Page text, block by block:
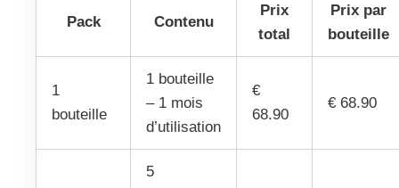
Pack Contenu
Prix
total
Prix par
bouteille
1
bouteille
1 bouteille
– 1 mois
d’utilisation
€
68.90
€ 68.90
5